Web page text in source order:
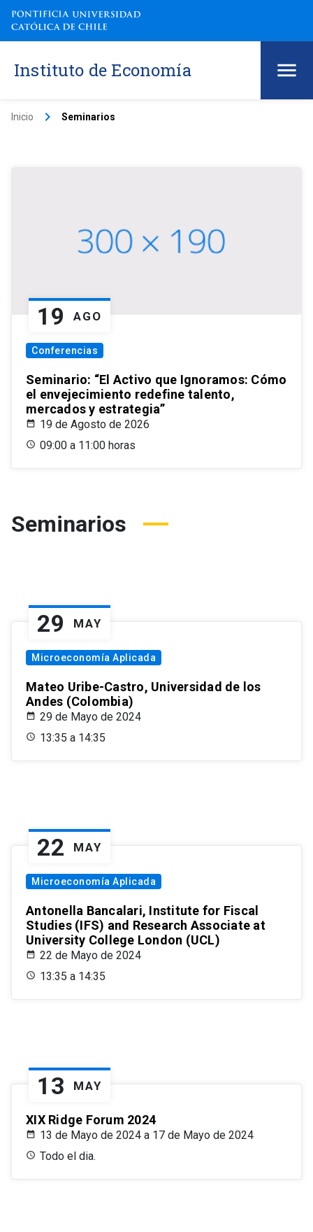
Instituto de Economía
Inicio keyboard_arrow_right Seminarios
19 AGO
Conferencias
Seminario: “El Activo que Ignoramos: Cómo
el envejecimiento redefine talento,
mercados y estrategia”
19 de Agosto de 2026
09:00 a 11:00 horas
Seminarios
29 MAY
Microeconomía Aplicada
Mateo Uribe-Castro, Universidad de los
Andes (Colombia)
29 de Mayo de 2024
13:35 a 14:35
22 MAY
Microeconomía Aplicada
Antonella Bancalari, Institute for Fiscal
Studies (IFS) and Research Associate at
University College London (UCL)
22 de Mayo de 2024
13:35 a 14:35
13 MAY
XIX Ridge Forum 2024
13 de Mayo de 2024 a 17 de Mayo de 2024
Todo el dia.